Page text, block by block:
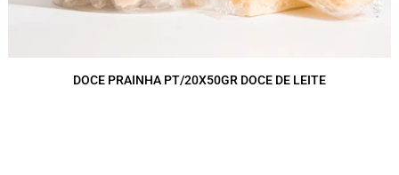
DOCE PRAINHA PT/20X50GR DOCE DE LEITE